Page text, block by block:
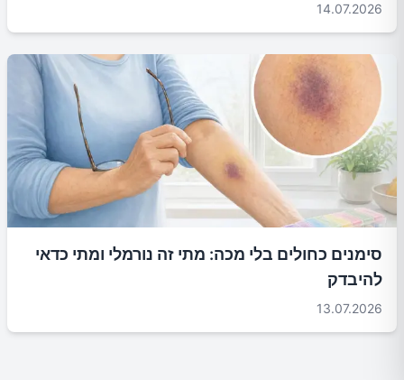
14.07.2026
סימנים כחולים בלי מכה: מתי זה נורמלי ומתי כדאי
להיבדק
13.07.2026